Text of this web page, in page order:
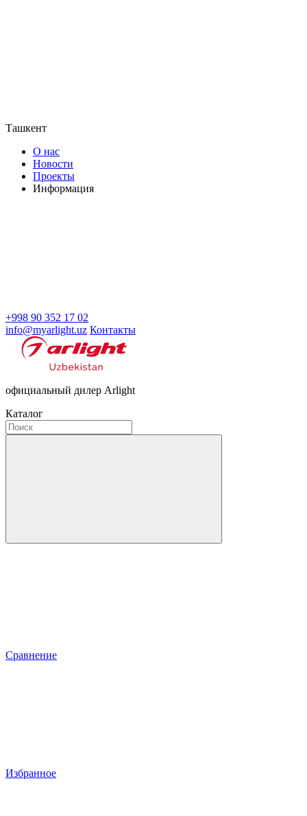
Ташкент
О нас
Новости
Проекты
Информация
+998 90 352 17 02
info@myarlight.uz Контакты
официальный дилер Arlight
Каталог
Сравнение
Избранное